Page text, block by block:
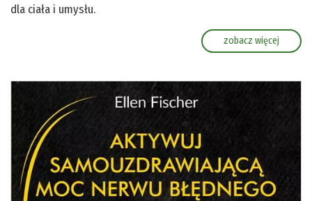
dla ciała i umysłu.
zobacz więcej